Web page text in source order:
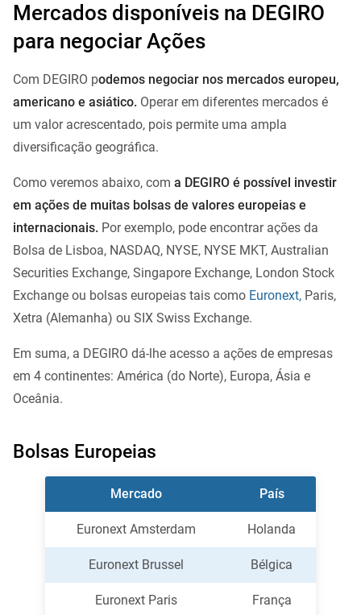
Mercados disponíveis na DEGIRO
para negociar Ações
Com DEGIRO podemos negociar nos mercados europeu,
americano e asiático. Operar em diferentes mercados é
um valor acrescentado, pois permite uma ampla
diversificação geográfica.
Como veremos abaixo, com a DEGIRO é possível investir
em ações de muitas bolsas de valores europeias e
internacionais. Por exemplo, pode encontrar ações da
Bolsa de Lisboa, NASDAQ, NYSE, NYSE MKT, Australian
Securities Exchange, Singapore Exchange, London Stock
Exchange ou bolsas europeias tais como Euronext, Paris,
Xetra (Alemanha) ou SIX Swiss Exchange.
Em suma, a DEGIRO dá-lhe acesso a ações de empresas
em 4 continentes: América (do Norte), Europa, Ásia e
Oceânia.
Bolsas Europeias
Mercado País
Euronext Amsterdam Holanda
Euronext Brussel Bélgica
Euronext Paris França